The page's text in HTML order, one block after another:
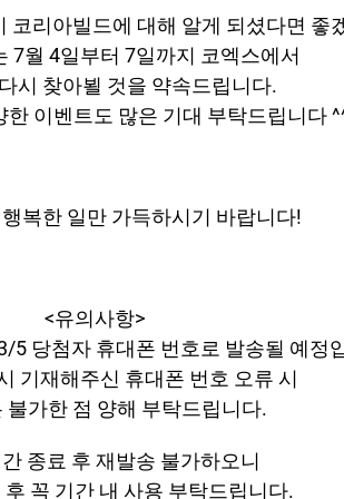
코리아빌드에 대해 알게 되셨다면 좋
7월 4일부터 7일까지 코엑스에서
시 찾아뵐 것을 약속드립니다.
한 이벤트도 많은 기대 부탁드립니다
복한 일만 가득하시기 바랍니다!
<유의사항>
5 당첨자 휴대폰 번호로 발송될 예정
기재해주신 휴대폰 번호 오류 시
불가한 점 양해 부탁드립니다.
종료 후 재발송 불가하오니
후 꼭 기간 내 사용 부탁드립니다.